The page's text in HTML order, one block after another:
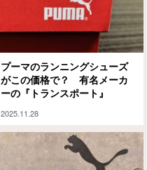
プーマのランニングシューズ
がこの価格で？ 有名メーカ
ーの『トランスポート』
2025.11.28